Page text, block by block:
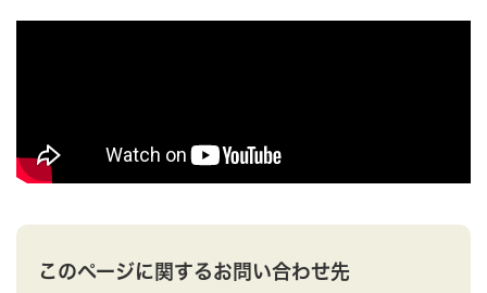
このページに関するお問い合わせ先